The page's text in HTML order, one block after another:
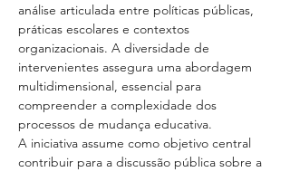
análise articulada entre políticas públicas,
práticas escolares e contextos
organizacionais. A diversidade de
intervenientes assegura uma abordagem
multidimensional, essencial para
compreender a complexidade dos
processos de mudança educativa.
A iniciativa assume como objetivo central
contribuir para a discussão pública sobre a